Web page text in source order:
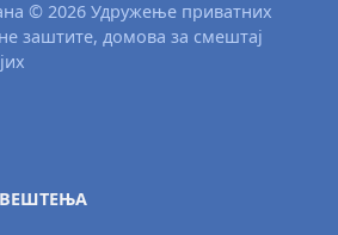
© 2026 Удружење приватних
заштите, домова за смештај